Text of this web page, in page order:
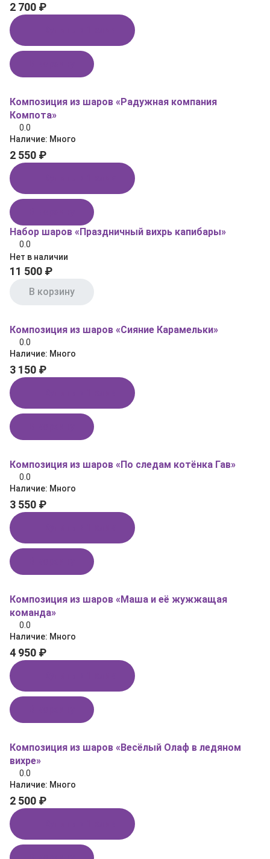
2 700 ₽
Композиция из шаров «Радужная компания
Компота»
0.0
Наличие: Много
2 550 ₽
Набор шаров «Праздничный вихрь капибары»
0.0
Нет в наличии
11 500 ₽
В корзину
Композиция из шаров «Сияние Карамельки»
0.0
Наличие: Много
3 150 ₽
Композиция из шаров «По следам котёнка Гав»
0.0
Наличие: Много
3 550 ₽
Композиция из шаров «Маша и её жужжащая
команда»
0.0
Наличие: Много
4 950 ₽
Композиция из шаров «Весёлый Олаф в ледяном
вихре»
0.0
Наличие: Много
2 500 ₽